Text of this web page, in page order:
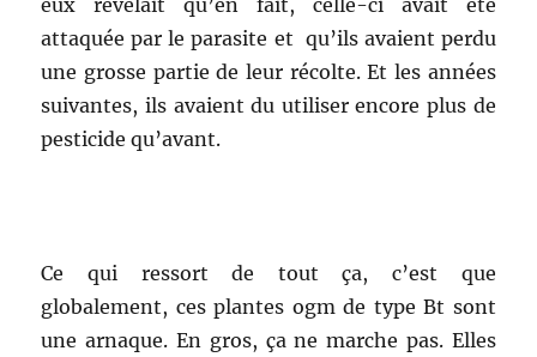
eux révélait qu’en fait, celle-ci avait été
attaquée par le parasite et qu’ils avaient perdu
une grosse partie de leur récolte. Et les années
suivantes, ils avaient du utiliser encore plus de
pesticide qu’avant.
Ce qui ressort de tout ça, c’est que
globalement, ces plantes ogm de type Bt sont
une arnaque. En gros, ça ne marche pas. Elles